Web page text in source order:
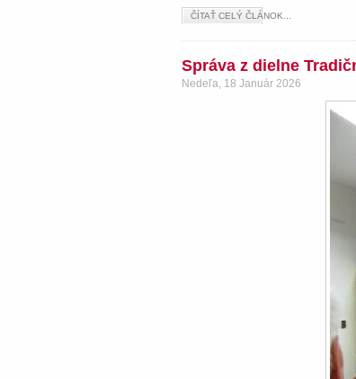
ČÍTAŤ CELÝ ČLÁNOK...
Správa z dielne
Nedeľa, 18 Január 2026